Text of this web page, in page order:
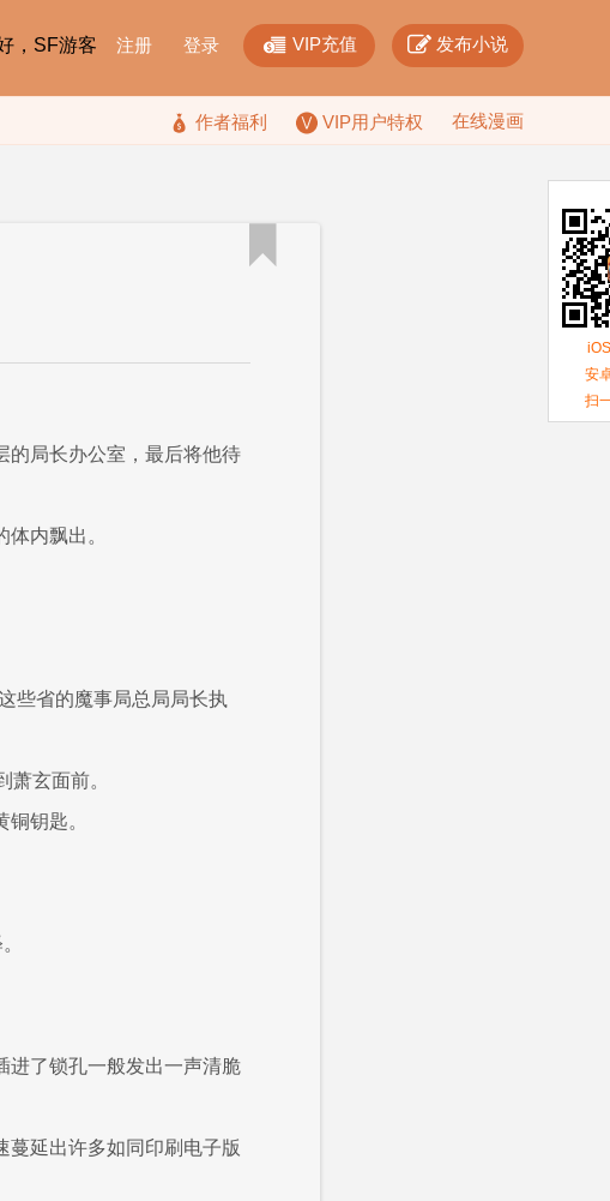
，SF游客 注册 登录  VIP充值  发布小说
 作者福利 VIP用户特权 在线漫画
的局长办公室，最后将他待
内飘出。
些省的魔事局总局局长执
萧玄面前。
钥匙。
进了锁孔一般发出一声清脆
蔓延出许多如同印刷电子版

安
扫